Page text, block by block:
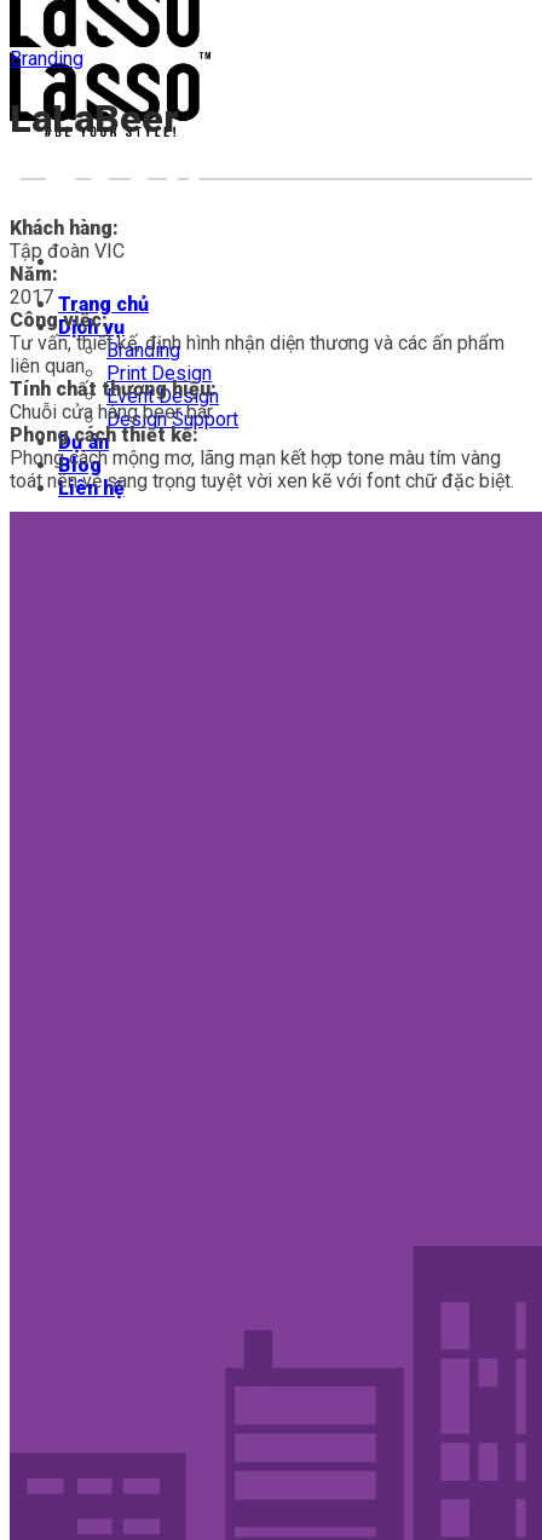
Trang chủ
Dịch vụ
Branding
Print Design
Event Design
Design Support
Dự án
Blog
Liên hệ
Branding
LaLaBeer
Khách hàng:
Tập đoàn VIC
Năm:
2017
Công việc:
Tư vấn, thiết kế, định hình nhận diện thương và các ấn phẩm
liên quan
Tính chất thương hiệu:
Chuỗi cửa hàng beer bar
Phong cách thiết kế:
Phong cách mộng mơ, lãng mạn kết hợp tone màu tím vàng
toát nên vẻ sang trọng tuyệt vời xen kẽ với font chữ đặc biệt.